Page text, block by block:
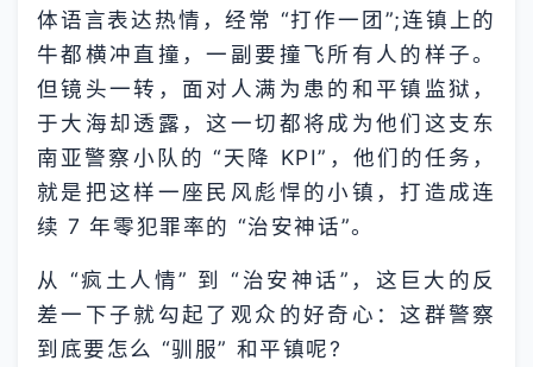
体语言表达热情，经常 “打作一团”;连镇上的
牛都横冲直撞，一副要撞飞所有人的样子。
但镜头一转，面对人满为患的和平镇监狱，
于大海却透露，这一切都将成为他们这支东
南亚警察小队的 “天降 KPI”，他们的任务，
就是把这样一座民风彪悍的小镇，打造成连
续 7 年零犯罪率的 “治安神话”。
从 “疯土人情” 到 “治安神话”，这巨大的反
差一下子就勾起了观众的好奇心：这群警察
到底要怎么 “驯服” 和平镇呢?